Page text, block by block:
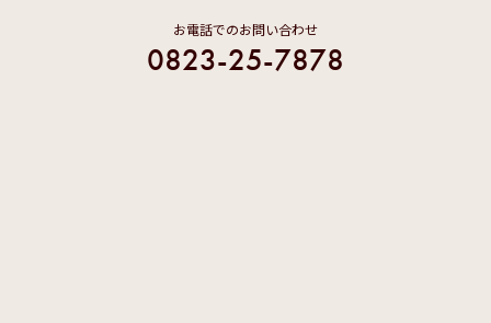
お電話でのお問い合わせ
0823-25-7878